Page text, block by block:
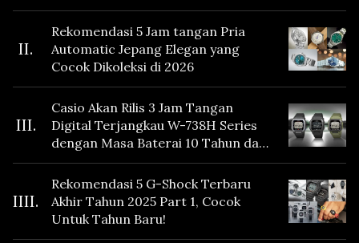
II.
Rekomendasi 5 Jam tangan Pria
Automatic Jepang Elegan yang
Cocok Dikoleksi di 2026
III.
Casio Akan Rilis 3 Jam Tangan
Digital Terjangkau W-738H Series
dengan Masa Baterai 10 Tahun dan
Fitur Vibration
IIII.
Rekomendasi 5 G-Shock Terbaru
Akhir Tahun 2025 Part 1, Cocok
Untuk Tahun Baru!